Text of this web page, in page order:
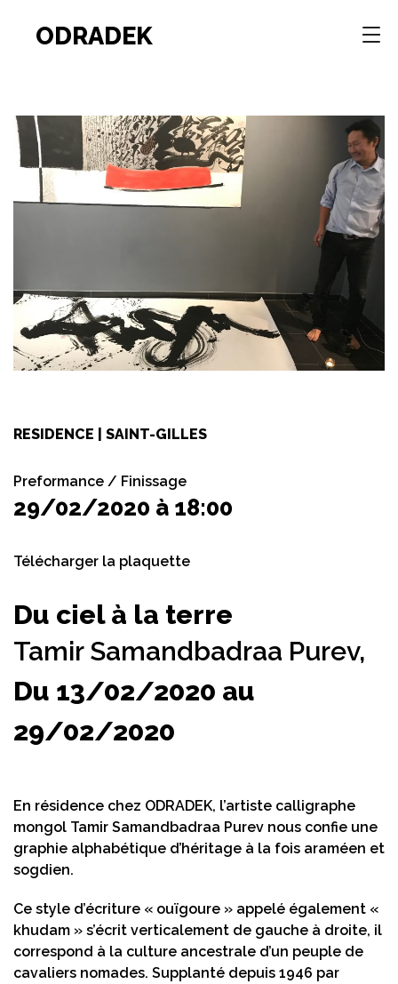
ODRADEK
RESIDENCE | SAINT-GILLES
Preformance / Finissage
29/02/2020 à 18:00
Télécharger la plaquette
Du ciel à la terre
Tamir Samandbadraa Purev,
Du 13/02/2020 au
29/02/2020
En résidence chez ODRADEK, l’artiste calligraphe
mongol Tamir Samandbadraa Purev nous confie une
graphie alphabétique d’héritage à la fois araméen et
sogdien.
Ce style d’écriture « ouïgoure » appelé également «
khudam » s’écrit verticalement de gauche à droite, il
correspond à la culture ancestrale d’un peuple de
cavaliers nomades. Supplanté depuis 1946 par